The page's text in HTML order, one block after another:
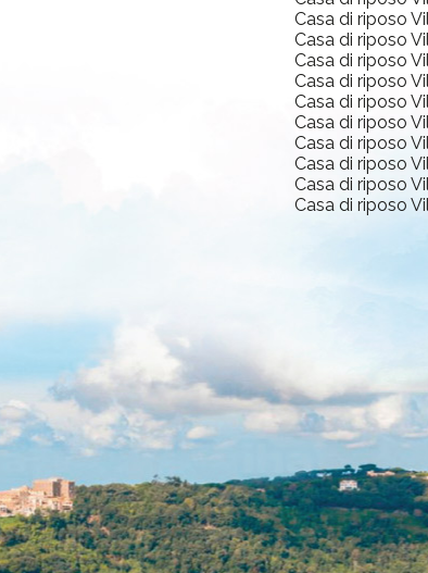
Casa di riposo
Casa di riposo
Casa di riposo
Casa di riposo
Casa di riposo
Casa di riposo
Casa di riposo
Casa di riposo
Casa di riposo
Casa di riposo